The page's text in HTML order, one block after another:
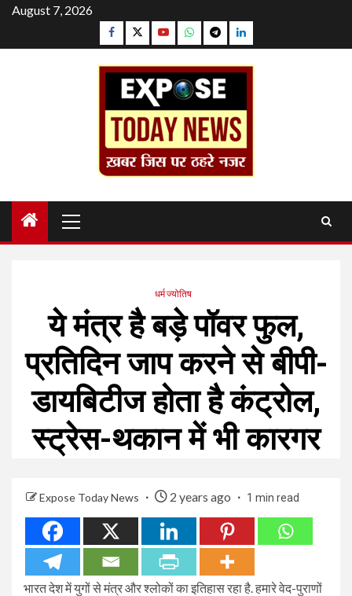
Skip
content
August 7, 2026
Facebook
TwitterYouTubeWhatsapp
TelegramLinkedin
Menu
धर्म ज्योतिष
ये मंत्र है बड़े पॉवर फुल,
प्रतिदिन जाप करने से बीपी-
डायबिटीज होता है कंट्रोल,
स्ट्रेस-थकान में भी कारगर
Expose Today News 2 years ago 1 min read
भारत देश में युगों से मंत्र और श्लोकों का इतिहास रहा है. हमारे वेद-पुराणों